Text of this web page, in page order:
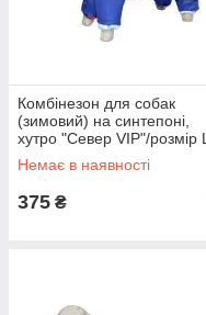
Комбінезон для собак
(зимовий) на синтепоні,
хутро "Север VIP"/розмір L
Немає в наявності
375 ₴